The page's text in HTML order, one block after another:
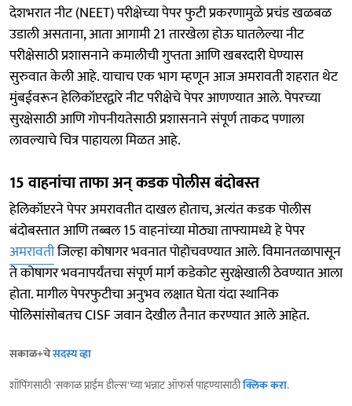
देशभरात नीट (NEET) परीक्षेच्या पेपर फुटी प्रकरणामुळे प्रचंड खळबळ
उडाली असताना, आता आगामी 21 तारखेला होऊ घातलेल्या नीट
परीक्षेसाठी प्रशासनाने कमालीची गुप्तता आणि खबरदारी घेण्यास
सुरुवात केली आहे. याचाच एक भाग म्हणून आज अमरावती शहरात थेट
मुंबईवरून हेलिकॉप्टरद्वारे नीट परीक्षेचे पेपर आणण्यात आले. पेपरच्या
सुरक्षेसाठी आणि गोपनीयतेसाठी प्रशासनाने संपूर्ण ताकद पणाला
लावल्याचे चित्र पाहायला मिळत आहे.
15 वाहनांचा ताफा अन् कडक पोलीस बंदोबस्त
हेलिकॉप्टरने पेपर अमरावतीत दाखल होताच, अत्यंत कडक पोलीस
बंदोबस्तात आणि तब्बल 15 वाहनांच्या मोठ्या ताफ्यामध्ये हे पेपर
अमरावतीजिल्हा कोषागर भवनात पोहोचवण्यात आले. विमानतळापासून
ते कोषागर भवनापर्यंतचा संपूर्ण मार्ग कडेकोट सुरक्षेखाली ठेवण्यात आला
होता. मागील पेपरफुटीचा अनुभव लक्षात घेता यंदा स्थानिक
पोलिसांसोबतच CISF जवान देखील तैनात करण्यात आले आहेत.
सकाळ+चेसदस्य व्हा
शॉपिंगसाठी 'सकाळ प्राईम डील्स'च्या भन्नाट ऑफर्स पाहण्यासाठीक्लिक करा.